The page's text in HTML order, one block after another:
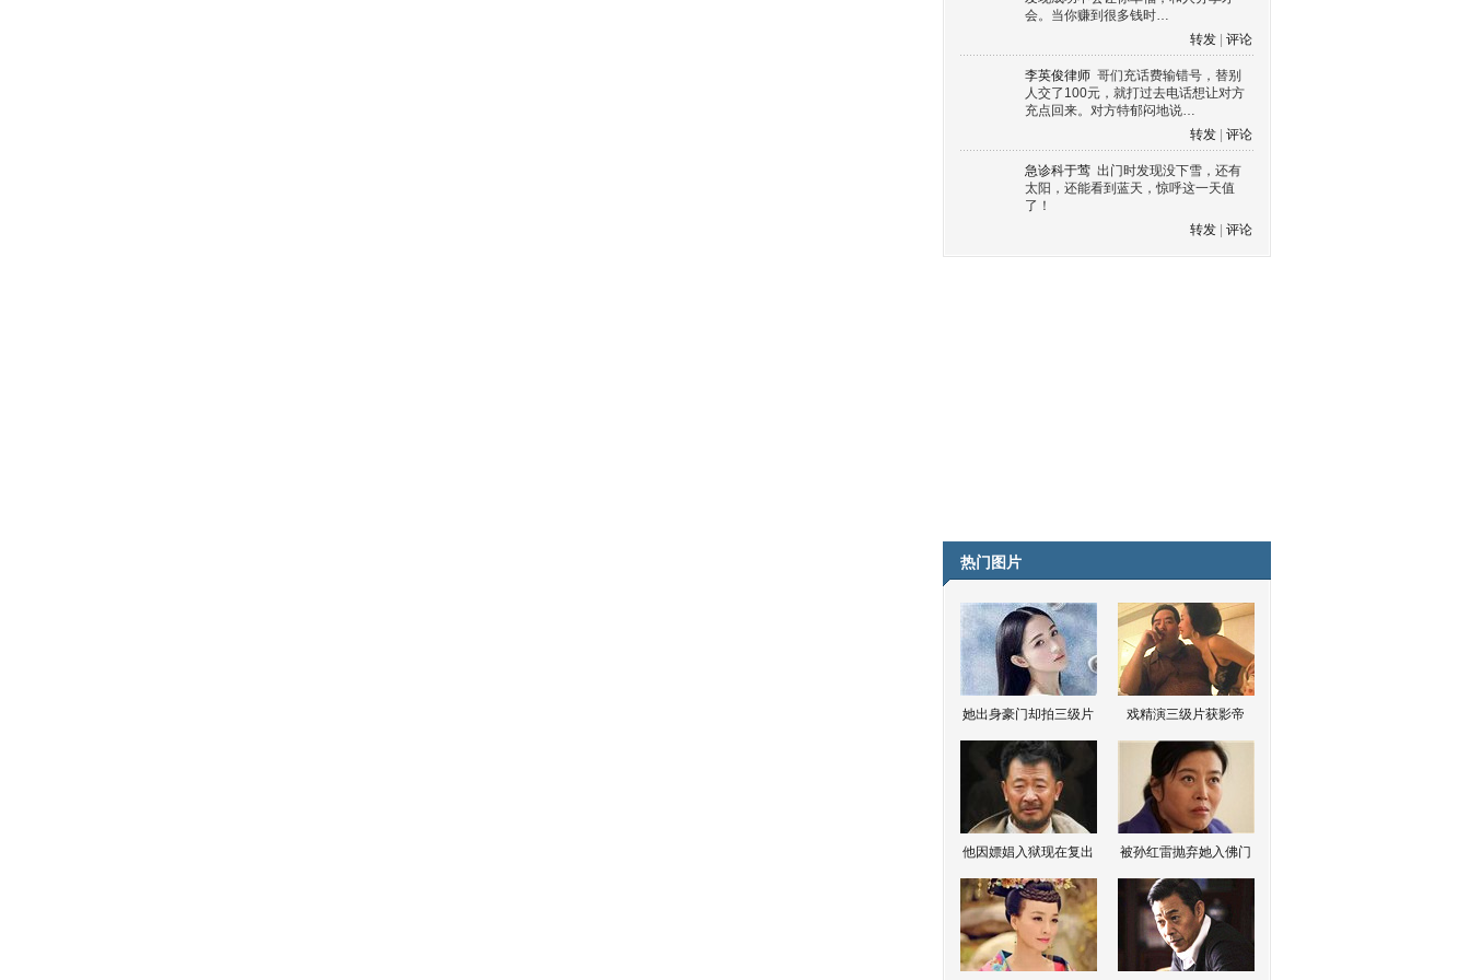
会。当你赚到很多钱时…
转发
评论
李英俊律师 哥们充话费输错号，替别
人交了100元，就打过去电话想让对方
充点回来。对方特郁闷地说…
转发
评论
急诊科于莺 出门时发现没下雪，还有
太阳，还能看到蓝天，惊呼这一天值
了！
转发
评论
热门图片
她出身豪门却拍三级片 戏精演三级片获影帝
他因嫖娼入狱现在复出 被孙红雷抛弃她入佛门